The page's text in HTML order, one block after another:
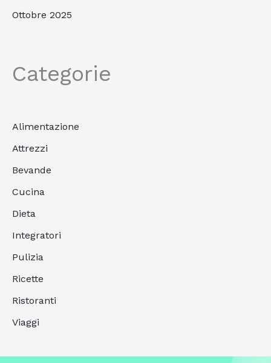
Ottobre 2025
Categorie
Alimentazione
Attrezzi
Bevande
Cucina
Dieta
Integratori
Pulizia
Ricette
Ristoranti
Viaggi